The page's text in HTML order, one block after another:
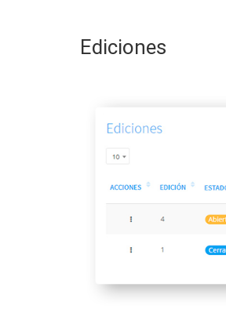
Ediciones